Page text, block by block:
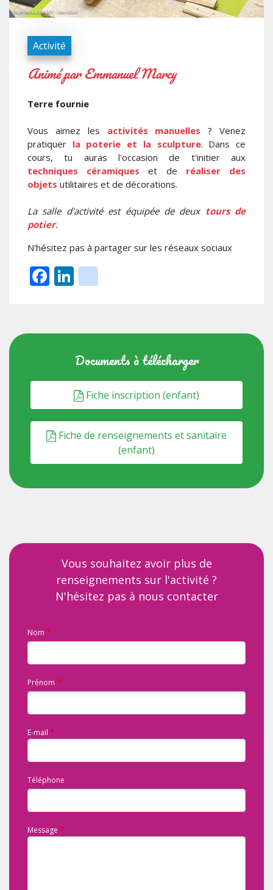
Activité
Animé par Emmanuel Marcy
Terre fournie
Vous aimez les activités manuelles? Venez
pratiquer la poterie et la sculpture. Dans ce
cours, tu auras l'occasion de t'initier aux
techniques céramiqueset de réaliser des
objets utilitaires et de décorations.
La salle d'activité est équipée de deux tours de
potier.
N'hésitez pas à partager sur les réseaux sociaux
Facebook
LinkedIn
Documents à télécharger
Fiche inscription (enfant)
Fiche de renseignements et sanitaire
(enfant)
Vous souhaitez avoir plus de
renseignements sur l'activité ?
N'hésitez pas à nous contacter
Nom
Prénom
E-mail
Téléphone
Message